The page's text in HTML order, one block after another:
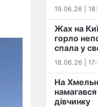
19.06.26 |
Жах на
горло
спала у
18.06.26 |
На
дівчинку